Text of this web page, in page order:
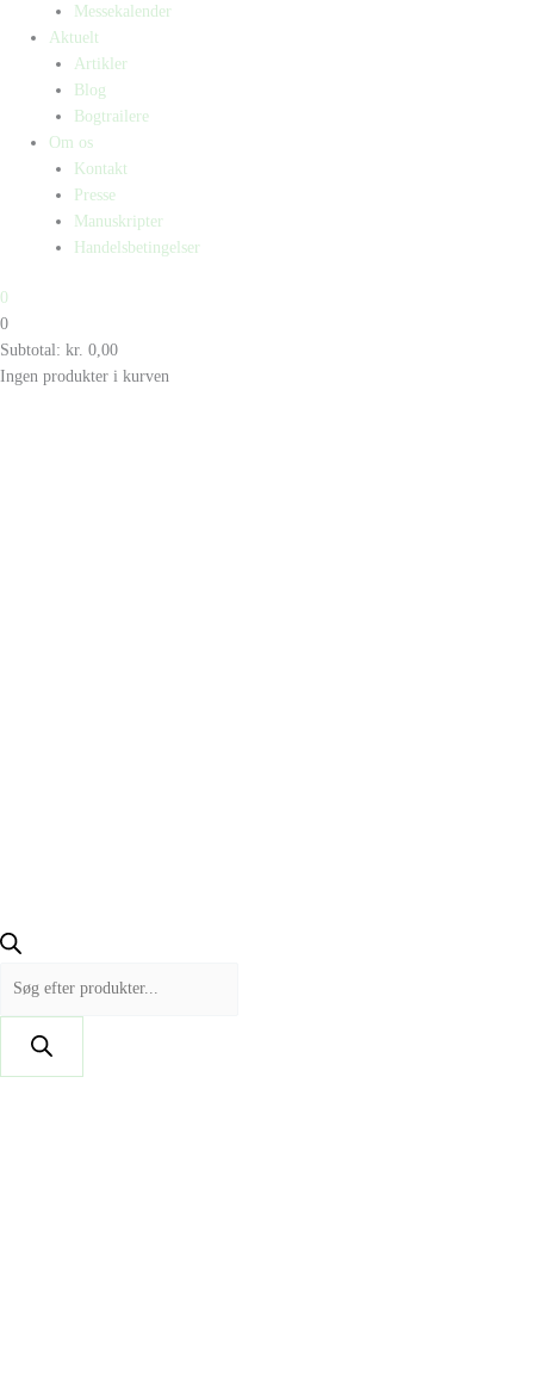
Messekalender
Aktuelt
Artikler
Blog
Bogtrailere
Om os
Kontakt
Presse
Manuskripter
Handelsbetingelser
0
0
Subtotal: kr. 0,00
Ingen produkter i kurven